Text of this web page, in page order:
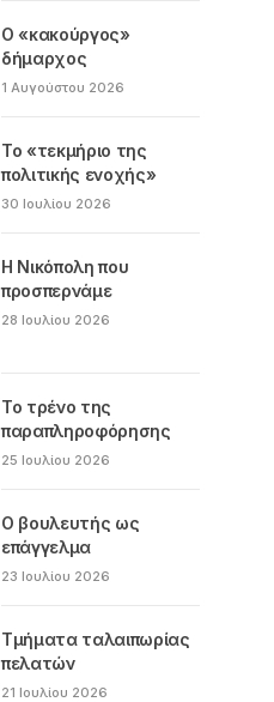
Ο «κακούργος»
δήμαρχος
1 Αυγούστου 2026
Το «τεκμήριο της
πολιτικής ενοχής»
30 Ιουλίου 2026
Η Νικόπολη που
προσπερνάμε
28 Ιουλίου 2026
Το τρένο της
παραπληροφόρησης
25 Ιουλίου 2026
Ο βουλευτής ως
επάγγελμα
23 Ιουλίου 2026
Τμήματα ταλαιπωρίας
πελατών
21 Ιουλίου 2026